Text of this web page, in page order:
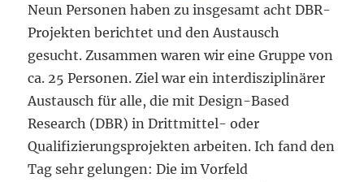
Neun Personen haben zu insgesamt acht DBR-
Projekten berichtet und den Austausch
gesucht. Zusammen waren wir eine Gruppe von
ca. 25 Personen. Ziel war ein interdisziplinärer
Austausch für alle, die mit Design-Based
Research (DBR) in Drittmittel- oder
Qualifizierungsprojekten arbeiten. Ich fand den
Tag sehr gelungen: Die im Vorfeld